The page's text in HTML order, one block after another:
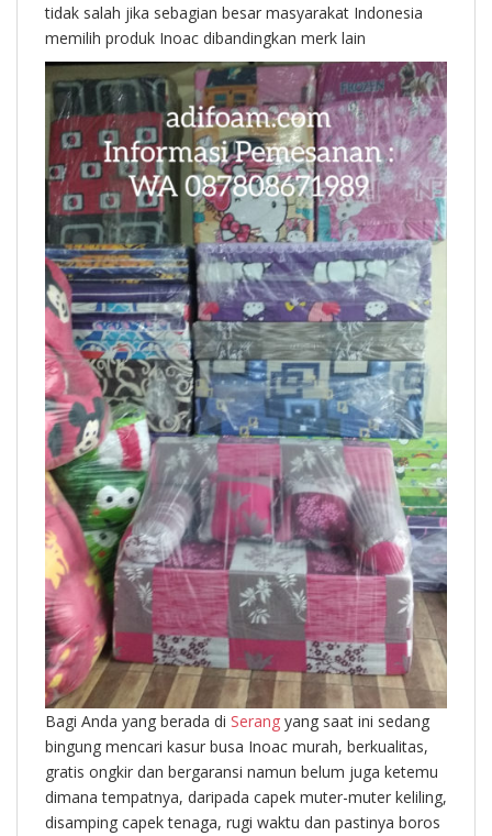
tidak salah jika sebagian besar masyarakat Indonesia
memilih produk Inoac dibandingkan merk lain
Bagi Anda yang berada di Serang yang saat ini sedang
bingung mencari kasur busa Inoac murah, berkualitas,
gratis ongkir dan bergaransi namun belum juga ketemu
dimana tempatnya, daripada capek muter-muter keliling,
disamping capek tenaga, rugi waktu dan pastinya boros